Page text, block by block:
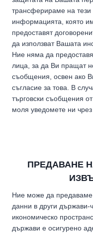
трансферираме на тези
информацията, която
предоставят
да използват Вашата
Ние няма да
лица, за да Ви пращат
съобщения, освен ако
съгласие за това. В
търговски съобщения
моля уведомете ни
ПРЕДАВАНЕ
Ние може да
данни в други държави-
икономическо
държави е осигурено